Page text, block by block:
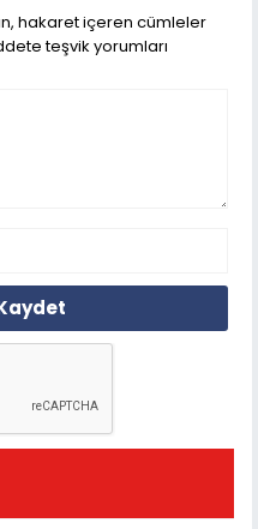
hakaret içeren cümleler
teşvik yorumları